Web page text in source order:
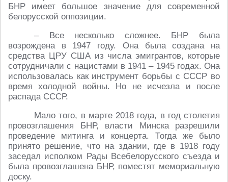
БНР имеет большое значение для современной
белорусской оппозиции.
– Все несколько сложнее. БНР была
возрождена в 1947 году. Она была создана на
средства ЦРУ США из числа эмигрантов, которые
сотрудничали с нацистами в 1941 – 1945 годах. Она
использовалась как инструмент борьбы с СССР во
время холодной войны. Но не исчезла и после
распада СССР.
Мало того, в марте 2018 года, в год столетия
провозглашения БНР, власти Минска разрешили
проведение митинга и концерта. Тогда же было
принято решение, что на здании, где в 1918 году
заседал исполком Рады Всебелорусского съезда и
была провозглашена БНР, поместят мемориальную
доску.